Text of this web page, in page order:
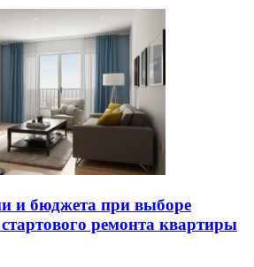
и бюджета при выборе
ремонта квартиры